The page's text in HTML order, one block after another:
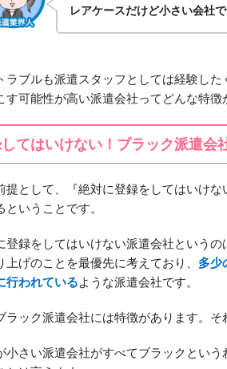
レアケースだけど小さい会社
ラブルも派遣スタッフとしては経験し
す可能性が高い派遣会社ってどんな特徴
てはいけない！ブラック派遣会
提として、 『絶対に登録をしてはいけな
ということです。
登録をしてはいけない派遣会社という
上げのことを最優先に考えており、 多少
行われているような派遣会社です。
ラック派遣会社には特徴があります。そ
小さい派遣会社がすべてブラックとい